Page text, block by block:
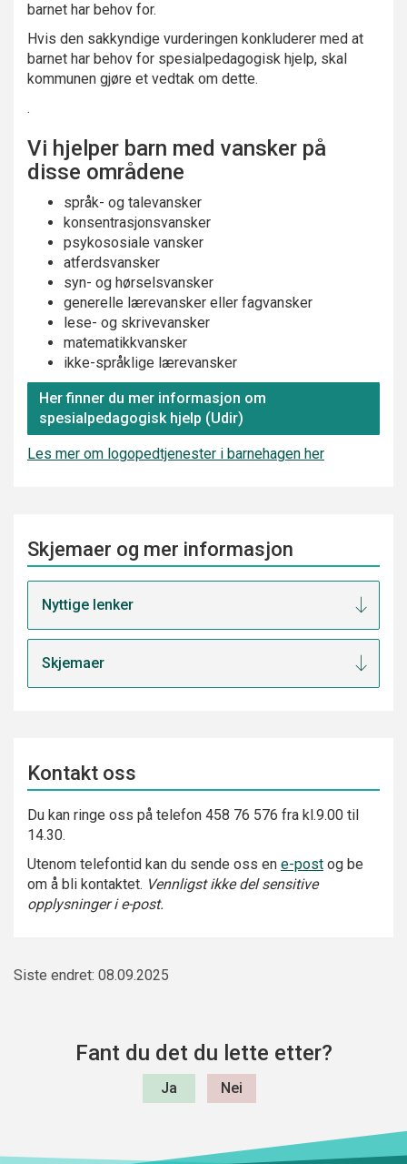
barnet har behov for.
Hvis den sakkyndige vurderingen konkluderer med at
barnet har behov for spesialpedagogisk hjelp, skal
kommunen gjøre et vedtak om dette.
.
Vi hjelper barn med vansker på
disse områdene
språk- og talevansker
konsentrasjonsvansker
psykososiale vansker
atferdsvansker
syn- og hørselsvansker
generelle lærevansker eller fagvansker
lese- og skrivevansker
matematikkvansker
ikke-språklige lærevansker
Her finner du mer informasjon om
spesialpedagogisk hjelp (Udir)
Les mer om logopedtjenester i barnehagen her
Skjemaer og mer informasjon
Nyttige lenker
Skjemaer
Kontakt oss
Du kan ringe oss på telefon 458 76 576 fra kl.9.00 til
14.30.
Utenom telefontid kan du sende oss en e-post og be
om å bli kontaktet. Vennligst ikke del sensitive
opplysninger i e-post.
Siste endret: 08.09.2025
Fant du det du lette etter?